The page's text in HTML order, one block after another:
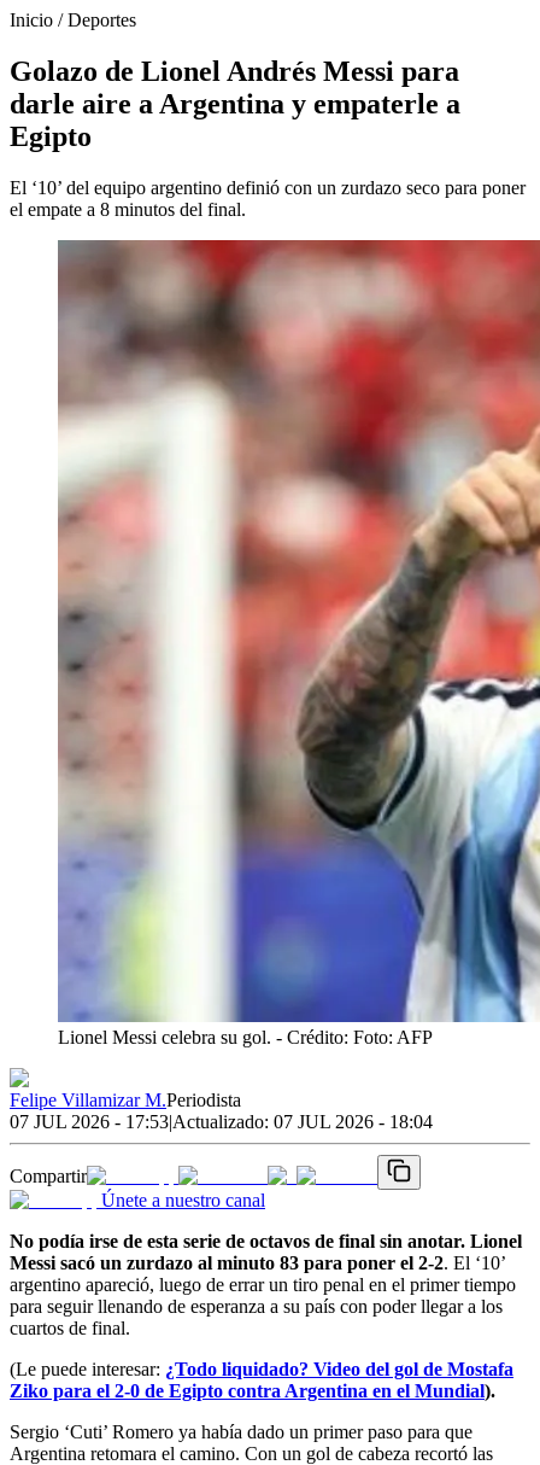
Inicio /Deportes
Golazo de Lionel Andrés Messi para
darle aire a Argentina y empaterle a
Egipto
El ‘10’ del equipo argentino definió con un zurdazo seco para poner
el empate a 8 minutos del final.
Lionel Messi celebra su gol. - Crédito: Foto: AFP
Felipe Villamizar M.Periodista
07 JUL 2026 - 17:53|Actualizado: 07 JUL 2026 - 18:04
Compartir
Únete a nuestro canal
No podía irse de esta serie de octavos de final sin anotar. Lionel
Messi sacó un zurdazo al minuto 83 para poner el 2-2. El ‘10’
argentino apareció, luego de errar un tiro penal en el primer tiempo
para seguir llenando de esperanza a su país con poder llegar a los
cuartos de final.
(Le puede interesar: ¿Todo liquidado? Video del gol de Mostafa
Ziko para el 2-0 de Egipto contra Argentina en el Mundial).
Sergio ‘Cuti’ Romero ya había dado un primer paso para que
Argentina retomara el camino. Con un gol de cabeza recortó las